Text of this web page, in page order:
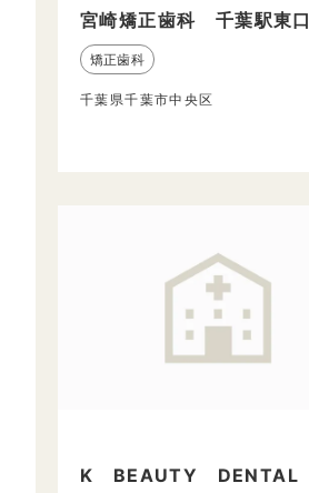
宮崎矯正歯科 千葉駅東口
矯正歯科
千葉県千葉市中央区
K BEAUTY DENTAL